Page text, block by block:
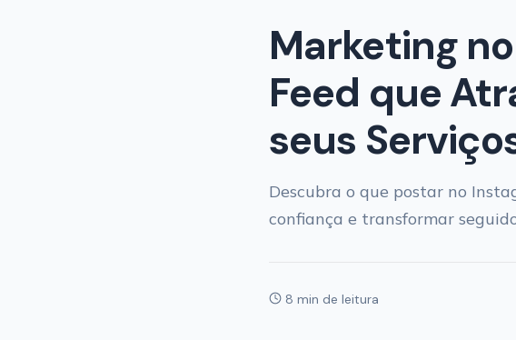
Marketing
Feed que
seus
Descubra o que postar no
confiança e transformar
8 min de leitura